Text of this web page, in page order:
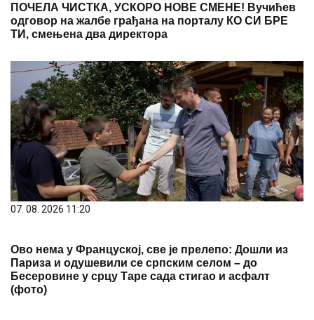
ПОЧЕЛА ЧИСТКА, УСКОРО НОВЕ СМЕНЕ! Вучићев
одговор на жалбе грађана на порталу КО СИ БРЕ
ТИ, смењена два директора
07. 08. 2026 11:20
Ово нема у Француској, све је прелепо: Дошли из
Париза и одушевили се српским селом – до
Бесеровине у срцу Таре сада стигао и асфалт
(фото)